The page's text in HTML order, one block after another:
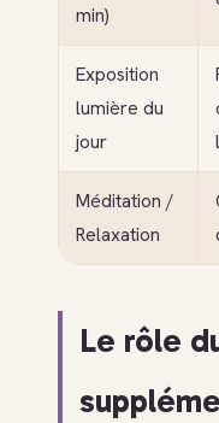
min)
Exposition
lumière du
jour
Méditation /
Relaxation
Le rôle